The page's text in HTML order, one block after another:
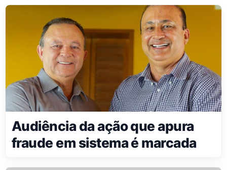
Audiência da ação que apura
fraude em sistema é marcada